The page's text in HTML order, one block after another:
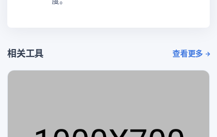
相关工具 查看更多